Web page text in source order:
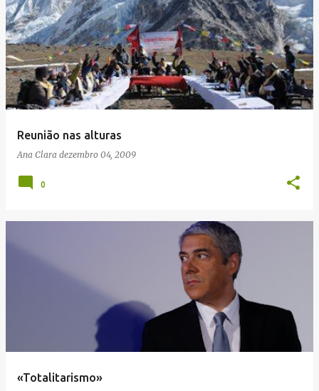
Reunião nas alturas
Ana Clara dezembro 04, 2009
0
«Totalitarismo»